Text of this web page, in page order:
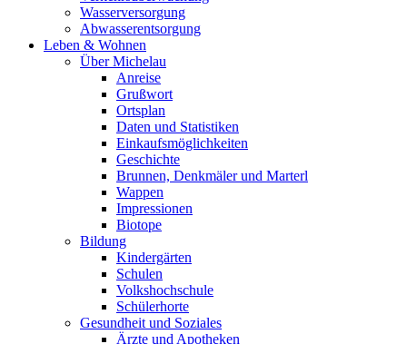
Wasserversorgung
Abwasserentsorgung
Leben & Wohnen
Über Michelau
Anreise
Grußwort
Ortsplan
Daten und Statistiken
Einkaufsmöglichkeiten
Geschichte
Brunnen, Denkmäler und Marterl
Wappen
Impressionen
Biotope
Bildung
Kindergärten
Schulen
Volkshochschule
Schülerhorte
Gesundheit und Soziales
Ärzte und Apotheken